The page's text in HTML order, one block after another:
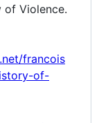
of Violence.
francois
of-